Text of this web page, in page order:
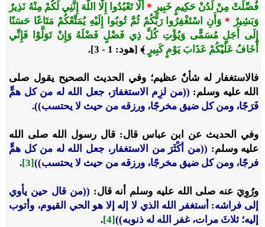
فُصِّلَتْ مِنْ لَدُنْ حَكِيمٍ خَبِيرٍ * أَلَّا تَعْبُدُوا إِلَّا اللَّهَ إِنَّنِي لَكُمْ مِنْهُ نَذِيرٌ
وَبَشِيرٌ *وَأَنِ اسْتَغْفِرُوا رَبَّكُمْ ثُمَّ تُوبُوا إِلَيْهِ يُمَتِّعْكُمْ مَتَاعًا حَسَنًا
إِلَى أَجَلٍ مُسَمًّى وَيُؤْتِ كُلَّ ذِي فَضْلٍ فَضْلَهُ وَإِنْ تَوَلَّوْا فَإِنِّي
أَخَافُ عَلَيْكُمْ عَذَابَ يَوْمٍ كَبِيرٍ ﴾ [هود: 1 - 3].
فالاستغفار له شأنٌ عظيم؛ وفي الحديث الصحيح يقول صلى
الله عليه وسلم: ((من لزِم الاستغفارَ، جعل الله له من كل همٍّ
فَرَجًا، ومن كل ضيق مخرجًا، ورزقه من حيث لا يحتسب)).
وفي الحديث عن ابن عباس قال: قال رسول الله صلى الله
عليه وسلم: ((من أكْثَرَ من الاستغفار، جعل الله له من كل همٍّ
فرجًا، ومن كل ضيق مخرجًا، ورزقه من حيث لا يحتسب))[3]
.
ورُوِيَ عنه صلى الله عليه وسلم أنه قال: ((من قال حين يأوي
إلى فراشه: أستغفر الله الذي لا إله إلا هو الحي القيوم، وأتوب
إليه؛ ثلاثَ مرات، غفر الله له ذنوبه))[4]
.